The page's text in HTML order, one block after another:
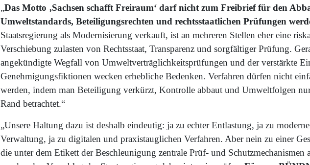
„Das Motto ‚Sachsen schafft Freiraum‘ darf nicht zum Freibrief für den
Umweltstandards, Beteiligungsrechten und rechtsstaatlichen Prüfungen
Staatsregierung als Modernisierung verkauft, ist an mehreren Stellen eher eine
Verschiebung zulasten von Rechtsstaat, Transparenz und sorgfältiger Prüfung.
angekündigte Wegfall von Umweltverträglichkeitsprüfungen und der verstärkte
Genehmigungsfiktionen wecken erhebliche Bedenken. Verfahren dürfen nicht
werden, indem man Beteiligung verkürzt, Kontrolle abbaut und Umweltfolgen
Rand betrachtet.“
„Unsere Haltung dazu ist deshalb eindeutig: ja zu echter Entlastung, ja zu
Verwaltung, ja zu digitalen und praxistauglichen Verfahren. Aber nein zu einer
die unter dem Etikett der Beschleunigung zentrale Prüf- und Schutzmechanismen